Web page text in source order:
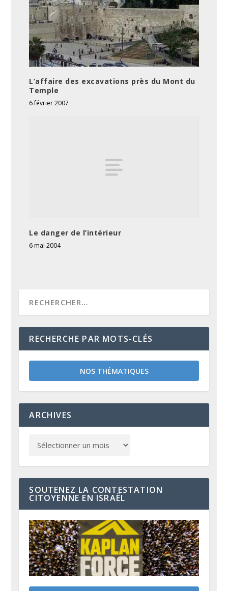
L’affaire des excavations près du Mont du
Temple
6 février 2007
Le danger de l’intérieur
6 mai 2004
RECHERCHE PAR MOTS-CLÉS
NOS THÉMATIQUES
ARCHIVES
SOUTENEZ LA CONTESTATION
CITOYENNE EN ISRAËL